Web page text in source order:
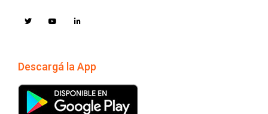
Descargá la App